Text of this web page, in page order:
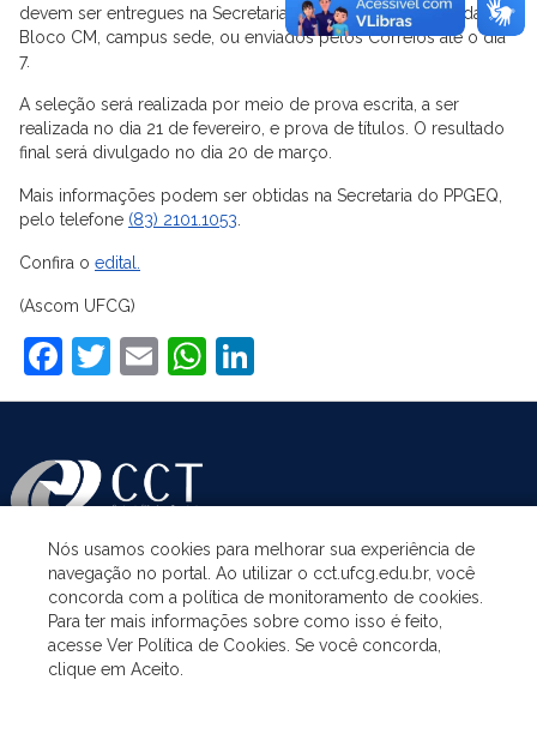
devem ser entregues na Secretaria do Programa, localizada no
Bloco CM, campus sede, ou enviados pelos Correios até o dia
7.
A seleção será realizada por meio de prova escrita, a ser
realizada no dia 21 de fevereiro, e prova de títulos. O resultado
final será divulgado no dia 20 de março.
Mais informações podem ser obtidas na Secretaria do PPGEQ,
pelo telefone (83) 2101.1053
Confira o edital.
(Ascom UFCG)
Facebook
Twitter
EmailWhatsApp
ASSUNTOS
ACESSO À INFORMAÇÃO
Nós usamos cookies para melhorar sua experiência de
navegação no portal. Ao utilizar o cct.ufcg.edu.br, você
concorda com a política de monitoramento de cookies.
Para ter mais informações sobre como isso é feito,
acesse Ver Política de Cookies. Se você concorda,
clique em Aceito.